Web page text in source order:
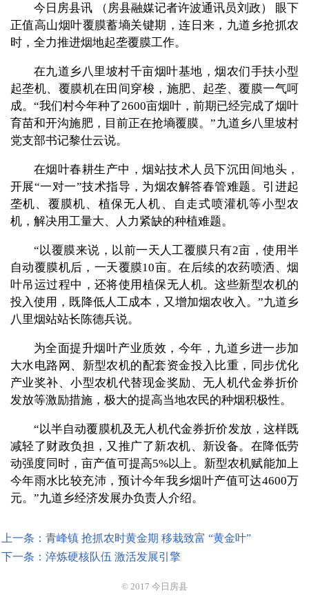
今日房县讯 （房县融媒记者许波通讯员刘政） 眼下
正值高山烟叶覆膜蓄墒关键期，连日来，九道乡抢抓农
时，全力推进烟地起垄覆膜工作。
在九道乡八里坡村千亩烟叶基地，烟农们手扶小型
起垄机、覆膜机在田间穿梭，施肥、起垄、覆膜一气呵
成。“我们村今年种了2600亩烟叶，前期已经完成了烟叶
育苗和开沟施肥，目前正在抢墒覆膜。”九道乡八里坡村
党支部书记黎仕云说。
在烟叶春耕生产中，烟站技术人员下沉田间地头，
开展“一对一”技术指导，为烟农解答春管难题。引进起
垄机、覆膜机、植保无人机、自走式喷灌机等小型农
机，解决用工量大、人力紧缺的种植难题。
“以覆膜来说，以前一天人工覆膜只有2亩，使用半
自动覆膜机后，一天覆膜10亩。在后续的农药喷洒、烟
叶吊运过程中，还将使用植保无人机。这些新型农机的
投入使用，既降低人工成本，又增加烟农收入。”九道乡
八里烟站站长陈德兵说。
为全面提升烟叶产业质效，今年，九道乡进一步加
大水电路网、新型农机的配套资金投入比重，同步优化
产业奖补、小型农机代替现金奖励、无人机代金券折价
发放等激励措施，极大的提高当地农民的种烟积极性。
“以半自动覆膜机及无人机代金券折价发放，这样既
减轻了财政负担，又推广了新农机、新设备。在降低劳
动强度同时，亩产值可提高5%以上。新型农机赋能加上
今年雨水比较充沛，预计今年我乡烟叶产值可达4600万
元。”九道乡经济发展办负责人介绍。
上一条：青峰镇 抢抓农时黄金期 移栽致富 “黄金叶”
下一条：淬炼硬核队伍 激活发展引擎
© 2017 今日房县